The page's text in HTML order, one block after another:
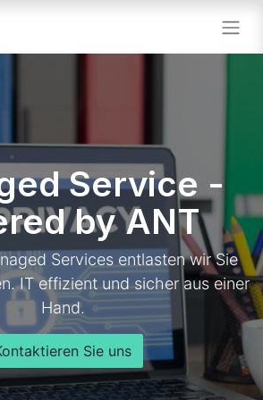
Service -
by ANT
Services entlasten wir Sie
IT effizient und sicher aus einer
Hand.
Sie uns